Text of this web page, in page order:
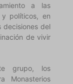
a las
y políticos, en
del
de vivir
grupo, los
Monasterios